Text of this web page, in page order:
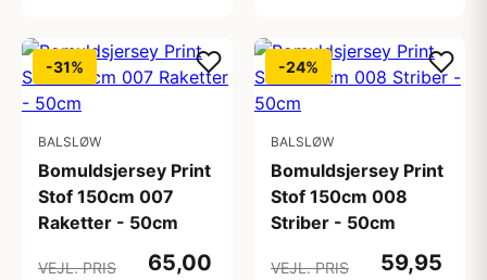
-31%
BALSLØW
Bomuldsjersey Print
Stof 150cm 007
Raketter - 50cm
VEJL. PRIS
65,00
-24%
BALSLØW
Bomuldsjersey Print
Stof 150cm 008
Striber - 50cm
VEJL. PRIS
59,95